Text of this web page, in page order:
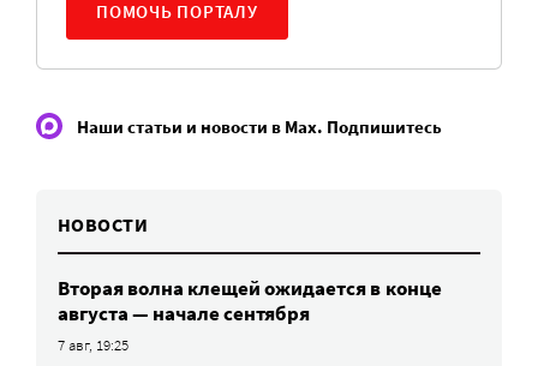
ПОМОЧЬ ПОРТАЛУ
Наши статьи и новости в Max. Подпишитесь
НОВОСТИ
Вторая волна клещей ожидается в конце
августа — начале сентября
7 авг, 19:25